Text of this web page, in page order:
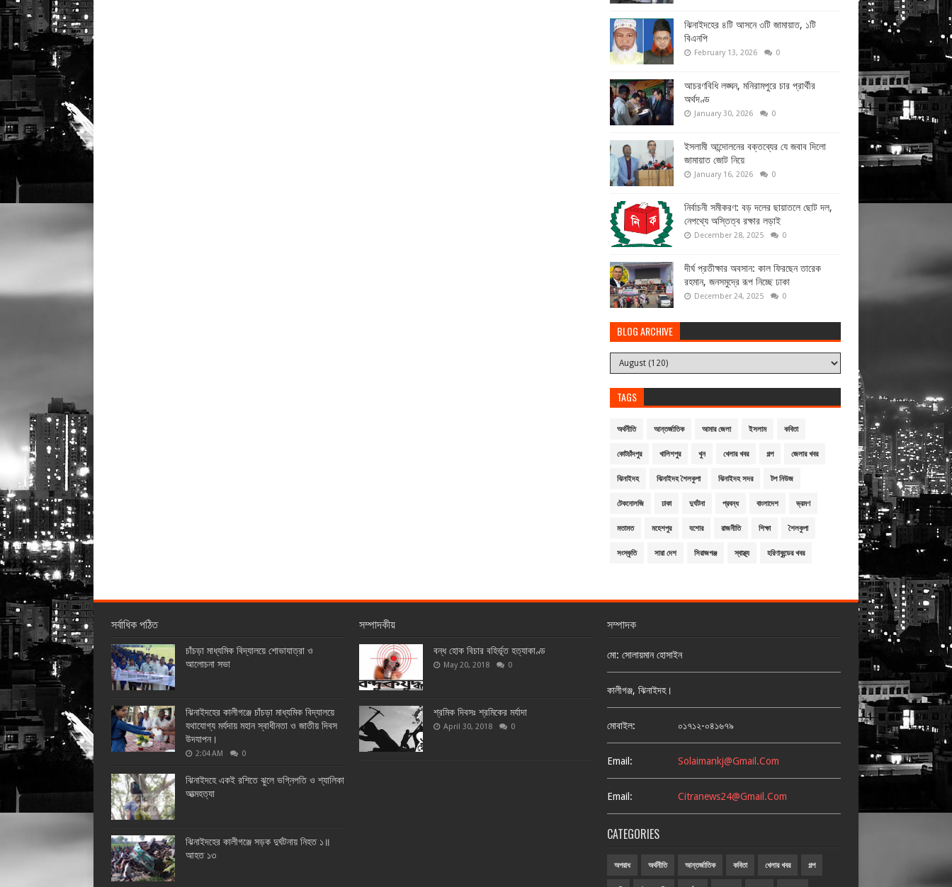
ঝিনাইদহের ৪টি আসনে ৩টি জামায়াত, ১টি
বিএনপি
February 13, 2026 0
আচরণবিধি লঙ্ঘন, মনিরামপুরে চার প্রার্থীর
অর্থদণ্ড
January 30, 2026 0
ইসলামী আন্দোলনের বক্তব্যের যে জবাব দিলো
জামায়াত জোট নিয়ে
January 16, 2026 0
নির্বাচনী সমীকরণ: বড় দলের ছায়াতলে ছোট দল,
নেপথ্যে অস্তিত্ব রক্ষার লড়াই
December 28, 2025 0
দীর্ঘ প্রতীক্ষার অবসান: কাল ফিরছেন তারেক
রহমান, জনসমুদ্রে রূপ নিচ্ছে ঢাকা
December 24, 2025 0
BLOG ARCHIVE
TAGS
অর্থনীতি আন্তর্জাতিক আমার জেলা ইসলাম কবিতা
কোটচাঁদপুর খালিশপুর খুন খেলার খবর গল্প জেলার খবর
ঝিনাইদহ ঝিনাইদহ শৈলকুপা ঝিনাইদহ সদর টপ নিউজ
টেকনোলজি ঢাকা দুর্ঘটনা প্রবন্ধ বাংলাদেশ ভ্রমণ
মতামত মহেশপুর যশোর রাজনীতি শিক্ষা শৈলকুপা
সংস্কৃতি সারা দেশ সিরাজগঞ্জ স্বাস্থ্য হরিণাকুন্ডের খবর
সর্বাধিক পঠিত
চাঁচড়া মাধ্যমিক বিদ্যালয়ে শোভাযাত্রা ও
আলোচনা সভা
ঝিনাইদহের কালীগঞ্জে চাঁচড়া মাধ্যমিক বিদ্যালয়ে
যথাযোগ্য মর্যদায় মহান স্বাধীনতা ও জাতীয় দিবস
উদযাপন।
2:04 AM 0
ঝিনাইদহে একই রশিতে ঝুলে ভগ্নিপতি ও শ্যালিকা
আত্মহত্যা
ঝিনাইদহের কালীগঞ্জে সড়ক দুর্ঘটনায় নিহত ১॥
আহত ১৩
সম্পাদকীয়
বন্ধ হোক বিচার বহির্ভূত হত্যাকাণ্ড
May 20, 2018 0
শ্রমিক দিবসঃ শ্রমিকের মর্যাদা
April 30, 2018 0
সম্পাদক
মো: সোলায়মান হোসাইন
কালীগঞ্জ, ঝিনাইদহ।
মোবাইল: ০১৭১২-০৪১৬৭৯
Email: Solaimankj@gmail.com
Email: Citranews24@gmail.com
CATEGORIES
অপরাধ অর্থনীতি আন্তর্জাতিক কবিতা খেলার খবর গল্প